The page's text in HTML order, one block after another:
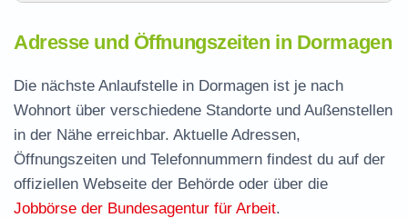
Leistungen der Arbeitsvermittlung in
Dormagen
Termin vereinbaren und Bürgergeld beantragen
Jobcenter Rhein-Kreis Neuss – zuständige
Stelle
Stellenangebote und Jobbörse in Dormagen
Adresse und Öffnungszeiten in Dormagen
Die nächste Anlaufstelle in Dormagen ist je nach
Wohnort über verschiedene Standorte und Außenstellen
in der Nähe erreichbar. Aktuelle Adressen,
Öffnungszeiten und Telefonnummern findest du auf der
offiziellen Webseite der Behörde oder über die
Jobbörse der Bundesagentur für Arbeit.